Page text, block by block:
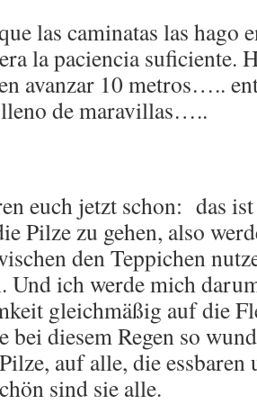
las caminatas las hago
la paciencia suficiente.
avanzar 10 metros…..
de maravillas…..
euch jetzt schon: das
Pilze zu gehen, also
den Teppichen
Und ich werde mich
gleichmäßig auf die
bei diesem Regen so
auf alle, die essbaren
sind sie alle.